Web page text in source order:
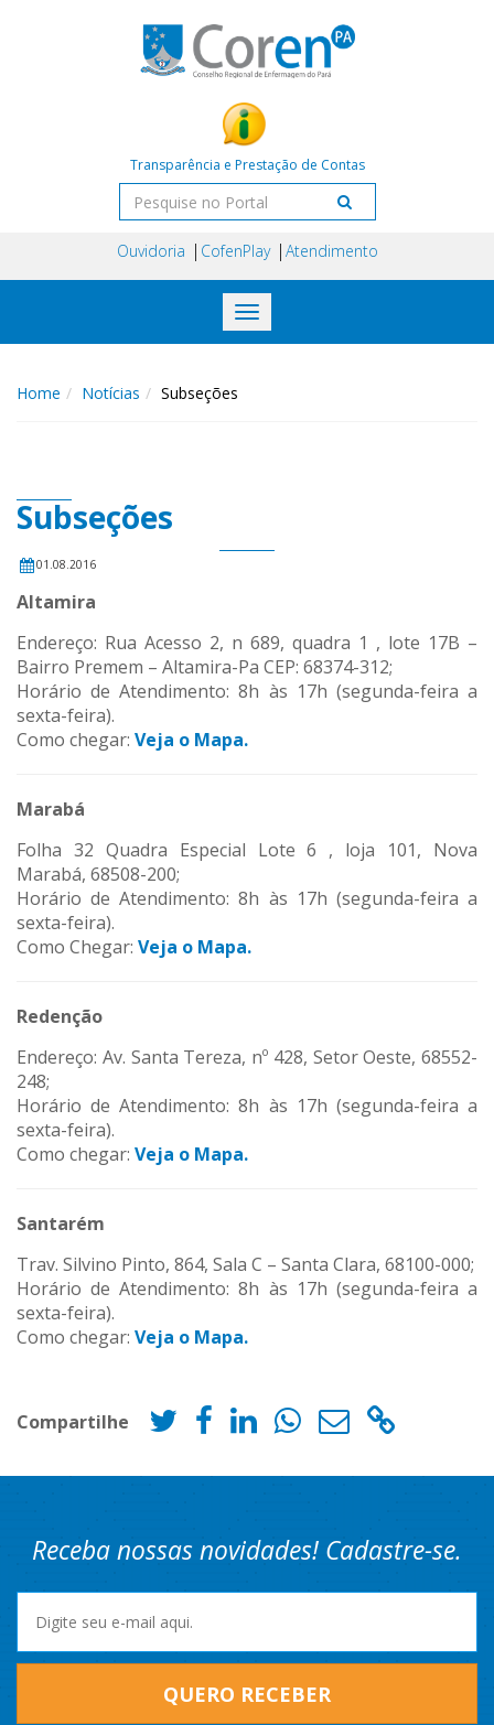
Transparência e Prestação de Contas
Ouvidoria CofenPlay Atendimento
Toggle
navigation
Home Notícias Subseções
Subseções
01.08.2016
Altamira
Endereço: Rua Acesso 2, n 689, quadra 1 , lote 17B –
Bairro Premem – Altamira-Pa CEP: 68374-312;
Horário de Atendimento: 8h às 17h (segunda-feira a
sexta-feira).
Como chegar: Veja o Mapa.
Marabá
Folha 32 Quadra Especial Lote 6 , loja 101, Nova
Marabá, 68508-200;
Horário de Atendimento: 8h às 17h (segunda-feira a
sexta-feira).
Como Chegar: Veja o Mapa.
Redenção
Endereço: Av. Santa Tereza, nº 428, Setor Oeste, 68552-
248;
Horário de Atendimento: 8h às 17h (segunda-feira a
sexta-feira).
Como chegar: Veja o Mapa.
Santarém
Trav. Silvino Pinto, 864, Sala C – Santa Clara, 68100-000;
Horário de Atendimento: 8h às 17h (segunda-feira a
sexta-feira).
Como chegar: Veja o Mapa.
Compartilhe
Receba nossas novidades! Cadastre-se.
QUERO RECEBER